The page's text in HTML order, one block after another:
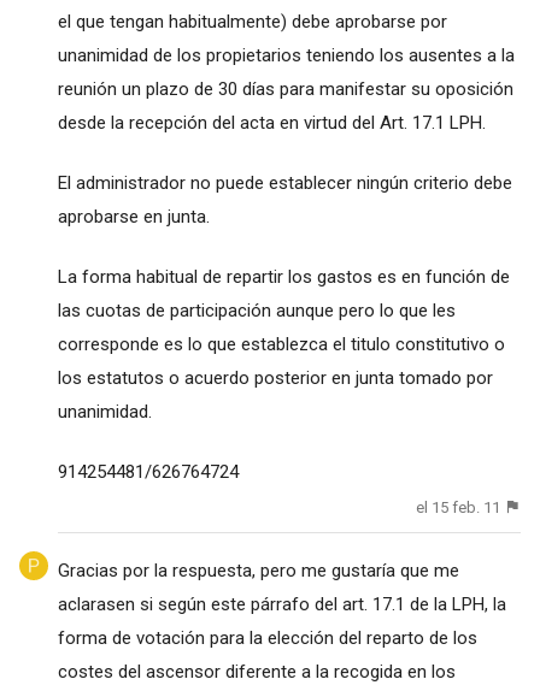
el que tengan habitualmente) debe aprobarse por
unanimidad de los propietarios teniendo los ausentes a la
reunión un plazo de 30 días para manifestar su oposición
desde la recepción del acta en virtud del Art. 17.1 LPH.
El administrador no puede establecer ningún criterio debe
aprobarse en junta.
La forma habitual de repartir los gastos es en función de
las cuotas de participación aunque pero lo que les
corresponde es lo que establezca el titulo constitutivo o
los estatutos o acuerdo posterior en junta tomado por
unanimidad.
914254481/626764724
el 15 feb. 11
Gracias por la respuesta, pero me gustaría que me
aclarasen si según este párrafo del art. 17.1 de la LPH, la
forma de votación para la elección del reparto de los
costes del ascensor diferente a la recogida en los